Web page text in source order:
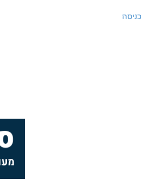
כניסה